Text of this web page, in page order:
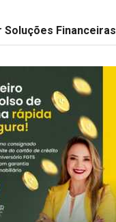
Soluções Financeiras